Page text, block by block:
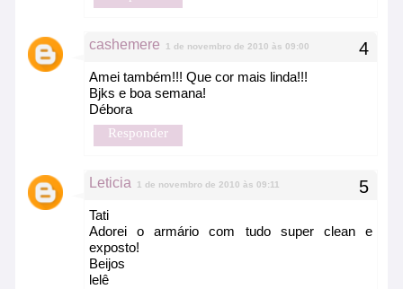
cashemere 1 de novembro de 2010 às 09:00
Amei também!!! Que cor mais linda!!!
Bjks e boa semana!
Débora
Responder
Leticia 1 de novembro de 2010 às 09:11
Tati
Adorei o armário com tudo super clean e
exposto!
Beijos
lelê